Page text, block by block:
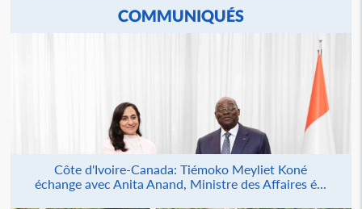
COMMUNIQUÉS
Côte d'Ivoire-Canada: Tiémoko Meyliet Koné
échange avec Anita Anand, Ministre des Affaires é...